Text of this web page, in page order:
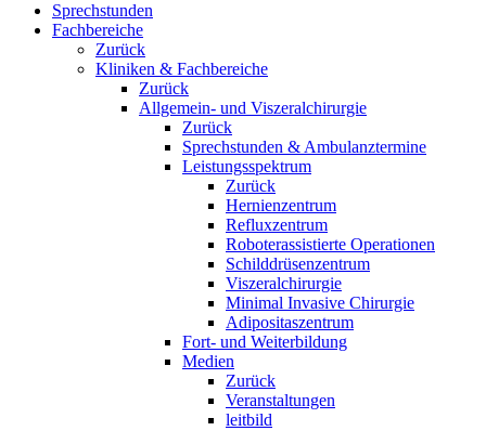
Sprechstunden
Fachbereiche
Zurück
Kliniken & Fachbereiche
Zurück
Allgemein- und Viszeralchirurgie
Zurück
Sprechstunden & Ambulanztermine
Leistungsspektrum
Zurück
Hernienzentrum
Refluxzentrum
Roboterassistierte Operationen
Schilddrüsenzentrum
Viszeralchirurgie
Minimal Invasive Chirurgie
Adipositaszentrum
Fort- und Weiterbildung
Medien
Zurück
Veranstaltungen
leitbild